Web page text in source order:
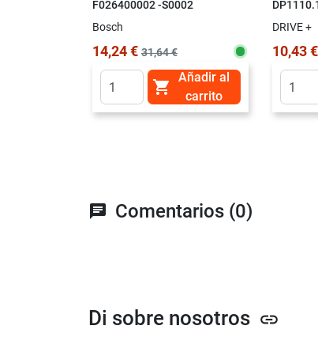
F026400002 -S0002
Bosch
14,24 € 31,64 €

Añadir al
carrito
DRIVE +
10,43 €
chat Comentarios (0)
Di sobre nosotros link